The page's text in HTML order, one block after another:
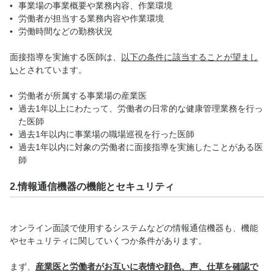
事業場の事業概要や業務内容、作業環境
労働者が担当する業務内容や作業環境
労働時間などの勤務状況
面接指導を実施する医師は、
以下の条件に該当することが望まし
いとされています。
労働者が所属する事業場の産業医
過去1年以上にわたって、労働者の日常的な健康管理業務を行っ
た医師
過去1年以内に事業場の職場巡視を行った医師
過去1年以内に対象の労働者に面接指導を実施したことがある医
師
2.情報通信機器の機能とセキュリティ
オンライン面談で使用するシステムなどの情報通信機器も、機能
やセキュリティに関していくつか条件があります。
まず、 産業医と労働者がお互いに表情や顔色、声、仕草を確認で